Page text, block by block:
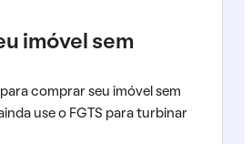
imóvel sem
comprar seu imóvel sem
use o FGTS para turbinar